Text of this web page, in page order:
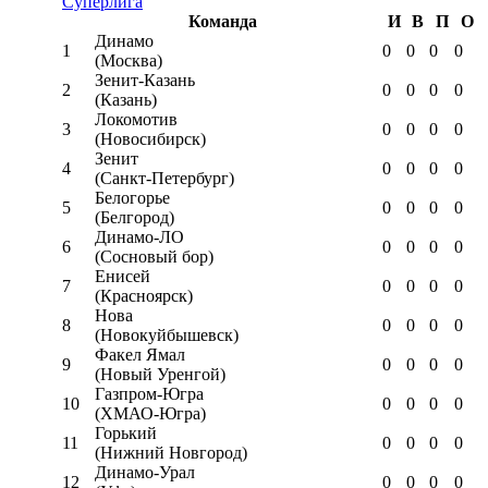
Команда
И В П
О
1
Динамо
(Москва)
0 0 0 0
2
Зенит-Казань
(Казань)
0 0 0 0
3
Локомотив
(Новосибирск)
0 0 0 0
4
Зенит
(Санкт-Петербург)
0 0 0 0
5
Белогорье
(Белгород)
0 0 0 0
6
Динамо-ЛО
(Сосновый бор)
0 0 0 0
7
Енисей
(Красноярск)
0 0 0 0
8
Нова
(Новокуйбышевск)
0 0 0 0
9
Факел Ямал
(Новый Уренгой)
0 0 0 0
10
Газпром-Югра
(ХМАО-Югра)
0 0 0 0
11
Горький
(Нижний Новгород)
0 0 0 0
12
Динамо-Урал
0 0 0 0